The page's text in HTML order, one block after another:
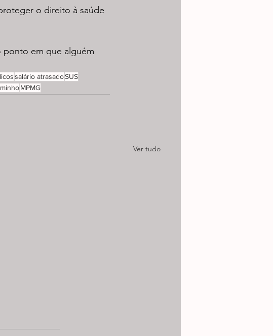
o direito à saúde
ponto em que alguém
salário atrasadoSUS
MPMG
Ver tudo